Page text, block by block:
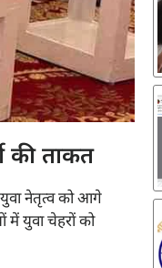
की ताकत
युवा नेतृत्व को आगे
में युवा चेहरों को